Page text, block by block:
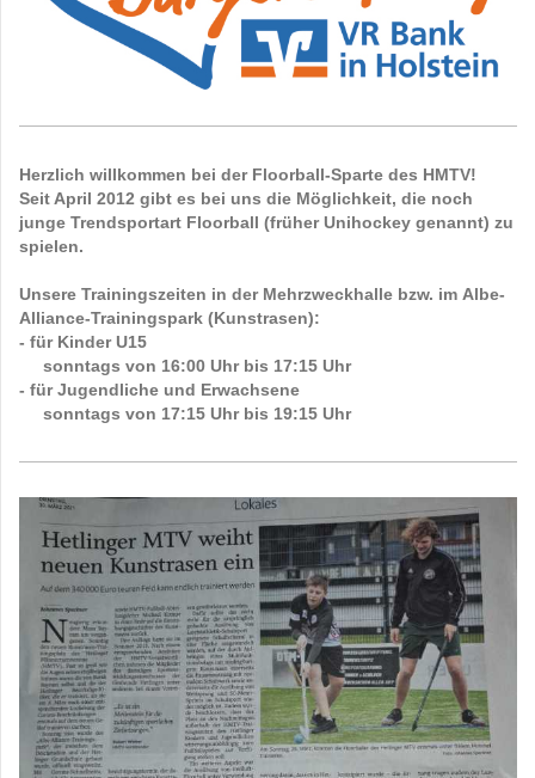
Herzlich willkommen bei der Floorball-Sparte des HMTV!
Seit April 2012 gibt es bei uns die Möglichkeit, die noch
junge Trendsportart Floorball (früher Unihockey genannt) zu
spielen.
Unsere Trainingszeiten in der Mehrzweckhalle bzw. im Albe-
Alliance-Trainingspark (Kunstrasen):
- für Kinder U15
sonntags von 16:00 Uhr bis 17:15 Uhr
- für Jugendliche und Erwachsene
sonntags von 17:15 Uhr bis 19:15 Uhr